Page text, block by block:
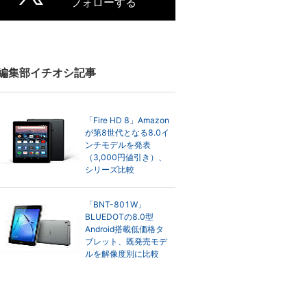
集部イチオシ記事
「Fire HD 8」Amazon
が第8世代となる8.0イ
ンチモデルを発表
（3,000円値引き）、
シリーズ比較
「BNT-801W」
BLUEDOTの8.0型
Android搭載低価格タ
ブレット、既発売モデ
ルを解像度別に比較